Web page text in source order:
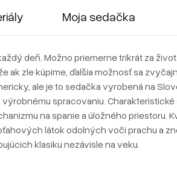
Moja sedačka
deň. Možno priemerne trikrát za
ak zle kúpime, ďalšia možnosť sa
ale je to sedačka vyrobená na
spracovaniu. Charakteristické
na spanie a úložného priestoru.
látok odolných voči prachu a
klasiku nezávisle na veku.